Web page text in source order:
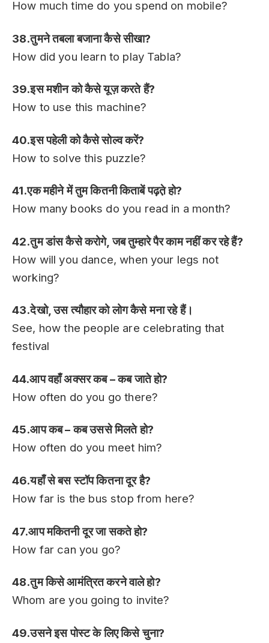
How much time do you spend on mobile?
38.तुमने तबला बजाना कैसे सीखा?
How did you learn to play Tabla?
39.इस मशीन को कैसे यूज़ करते हैं?
How to use this machine?
40.इस पहेली को कैसे सोल्व करें?
How to solve this puzzle?
41.एक महीने में तुम कितनी किताबें पढ़त़े हो?
How many books do you read in a month?
42.तुम डांस कैसे करोगे, जब तुम्हारे पैर काम नहीं कर रहे हैं?
How will you dance, when your legs not
working?
43.देखो, उस त्यौहार को लोग कैसे मना रहे हैं।
See, how the people are celebrating that
festival
44.आप वहाँ अक्सर कब – कब जाते हो?
How often do you go there?
45.आप कब – कब उससे मिलते हो?
How often do you meet him?
46.यहाँ से बस स्टॉप कितना दूर है?
How far is the bus stop from here?
47.आप मकितनी दूर जा सकते हो?
How far can you go?
48.तुम किसे आमंत्रित करने वाले हो?
Whom are you going to invite?
49.उसने इस पोस्ट के लिए किसे चुना?